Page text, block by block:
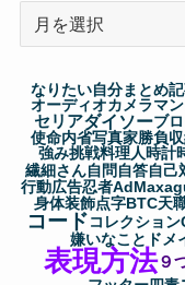
イ
ブ
なりたい自分まとめ
オーディオカメラマン
セリアダイソーブ
使命内省写真家勝負
強み挑戦料理人時計
繊細さん自問自答自己
行動広告忍者AdMax
身体装飾点字BTC天
コードコレクション
嫌いなこと ドメ
表現方法９